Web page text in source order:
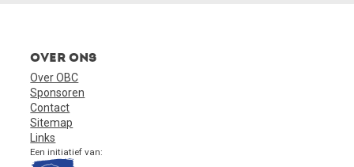
Over ons
Over OBC
Sponsoren
Contact
Sitemap
Links
Een initiatief van: